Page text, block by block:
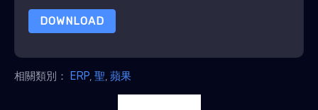
DOWNLOAD
相關類別： ERP 聖 蘋果